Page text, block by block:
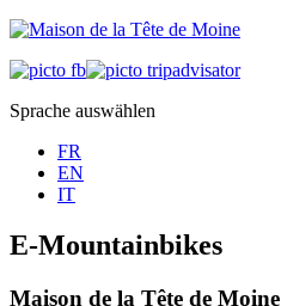
Sprache auswählen
FR
EN
IT
E-Mountainbikes
Maison de la Tête de Moine